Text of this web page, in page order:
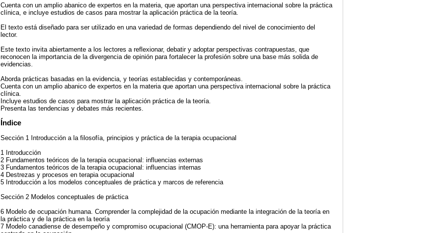
Cuenta con un amplio abanico de expertos en la materia, que aportan una perspectiva internacional sobre la práctica
clínica, e incluye estudios de casos para mostrar la aplicación práctica de la teoría.
El texto está diseñado para ser utilizado en una variedad de formas dependiendo del nivel de conocimiento del
lector.
Este texto invita abiertamente a los lectores a reflexionar, debatir y adoptar perspectivas contrapuestas, que
reconocen la importancia de la divergencia de opinión para fortalecer la profesión sobre una base más solida de
evidencias.
Aborda prácticas basadas en la evidencia, y teorías establecidas y contemporáneas.
Cuenta con un amplio abanico de expertos en la materia que aportan una perspectiva internacional sobre la práctica
clínica.
Incluye estudios de casos para mostrar la aplicación práctica de la teoría.
Presenta las tendencias y debates más recientes.
Índice
Sección 1 Introducción a la filosofía, principios y práctica de la terapia ocupacional
1 Introducción
2 Fundamentos teóricos de la terapia ocupacional: influencias externas
3 Fundamentos teóricos de la terapia ocupacional: influencias internas
4 Destrezas y procesos en terapia ocupacional
5 Introducción a los modelos conceptuales de práctica y marcos de referencia
Sección 2 Modelos conceptuales de práctica
6 Modelo de ocupación humana. Comprender la complejidad de la ocupación mediante la integración de la teoría en
la práctica y de la práctica en la teoría
7 Modelo canadiense de desempeño y compromiso ocupacional (CMOP-E): una herramienta para apoyar la práctica